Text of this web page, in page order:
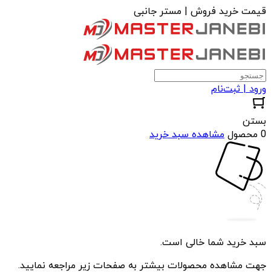
قیمت خرید فروش | مستر جانبی
ورود | ثبت‌نام
بستن
0 محصول
مشاهده سبد خرید
سبد خرید شما خالی است.
جهت مشاهده محصولات بیشتر به صفحات زیر مراجعه نمایید.